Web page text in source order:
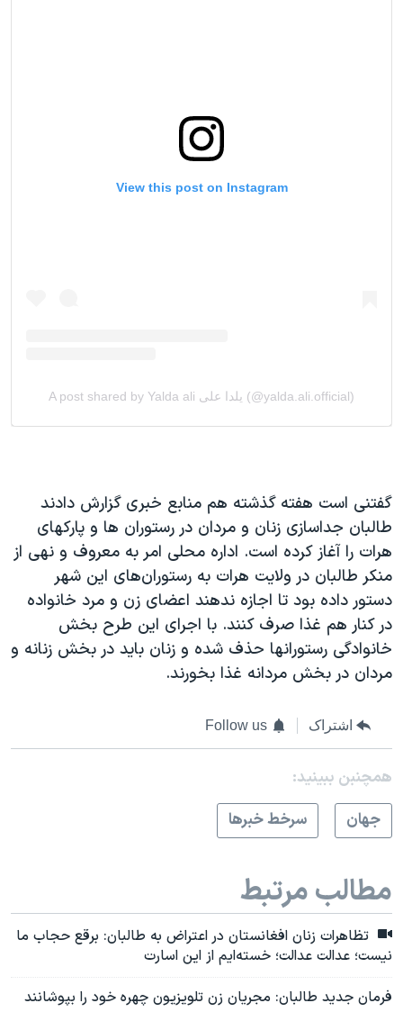
گفتنی است هفته گذشته هم منابع خبری گزارش دادند‌
طالبان جداسازی زنان و مردان در رستوران ها و پارکهای
هرات را آغاز کرده است. اداره محلی امر به معروف و نهی از
منکر طالبان در ولایت هرات به رستوران‌های این شهر
دستور داده بود تا اجازه ندهند اعضای زن و مرد خانواده‌
در کنار هم غذا صرف کنند. با اجرای این طرح بخش
خانوادگی رستورانها حذف شده و زنان باید در بخش زنانه و
مردان در بخش مردانه غذا بخورند.
اشتراک Follow us
همچنبن ببینید:
جهان
سرخط خبرها
مطالب مرتبط
تظاهرات زنان افغانستان در اعتراض به طالبان: برقع حجاب ما
نیست؛ عدالت عدالت؛ خسته‌ایم از این اسارت
فرمان جدید طالبان: مجریان زن تلویزیون چهره خود را بپوشانند